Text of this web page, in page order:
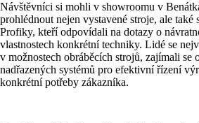
Návštěvníci si mohli v showroomu v
prohlédnout nejen vystavené stroje, ale
Profiky, kteří odpovídali na dotazy o
vlastnostech konkrétní techniky. Lidé se
v možnostech obráběcích strojů, zajímali se
nadřazených systémů pro efektivní řízení
konkrétní potřeby zákazníka.